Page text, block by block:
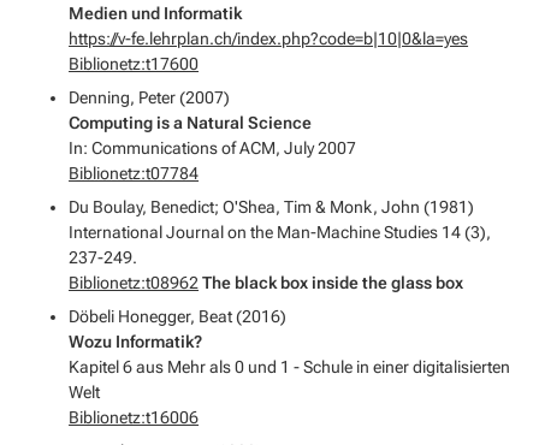
Medien und Informatik
https://v-fe.lehrplan.ch/index.php?code=b|10|0&la=yes
Biblionetz:t17600
Denning, Peter (2007)
Computing is a Natural Science
In: Communications of ACM, July 2007
Biblionetz:t07784
Du Boulay, Benedict; O'Shea, Tim & Monk, John (1981)
International Journal on the Man-Machine Studies 14 (3),
237-249.
Biblionetz:t08962 The black box inside the glass box
Döbeli Honegger, Beat (2016)
Wozu Informatik?
Kapitel 6 aus Mehr als 0 und 1 - Schule in einer digitalisierten
Welt
Biblionetz:t16006